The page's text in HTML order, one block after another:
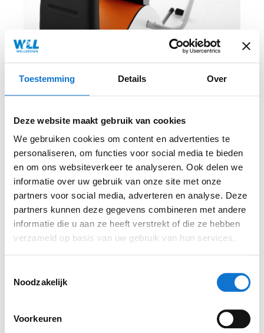
Toestemming Details Over
Deze website maakt gebruik van cookies
We gebruiken cookies om content en advertenties te
personaliseren, om functies voor social media te bieden
en om ons websiteverkeer te analyseren. Ook delen we
informatie over uw gebruik van onze site met onze
partners voor social media, adverteren en analyse. Deze
partners kunnen deze gegevens combineren met andere
informatie die u aan ze heeft verstrekt of die ze hebben
verzameld op basis van uw gebruik van hun services.
Noodzakelijk
Voorkeuren
De 480 trainer in gebruik
nauwelijks mogelijk. Het is namelijk een non-
gelijkmatig zijn. Daardoor vormen ze geen